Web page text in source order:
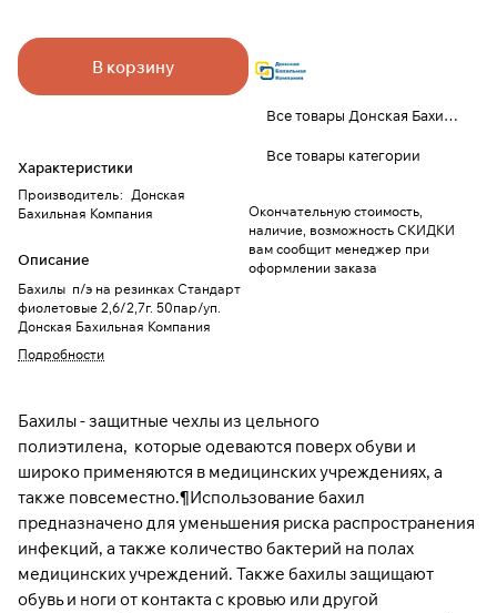
В корзину
Характеристики
Производитель: Донская
Бахильная Компания
Описание
Бахилы п/э на резинках Стандарт
фиолетовые 2,6/2,7г. 50пар/уп.
Донская Бахильная Компания
Подробности
Все товары Донская Бахильная Компания
Все товары категории
Окончательную стоимость,
наличие, возможность СКИДКИ
вам сообщит менеджер при
оформлении заказа
Бахилы - защитные чехлы из цельного
полиэтилена, которые одеваются поверх обуви и
широко применяются в медицинских учреждениях, а
также повсеместно.¶Использование бахил
предназначено для уменьшения риска распространения
инфекций, а также количество бактерий на полах
медицинских учреждений. Также бахилы защищают
обувь и ноги от контакта с кровью или другой